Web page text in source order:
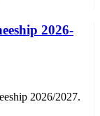
2026-
2026/2027.